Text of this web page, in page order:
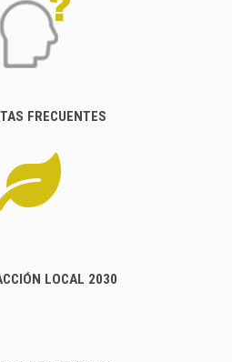
FRECUENTES
LOCAL 2030